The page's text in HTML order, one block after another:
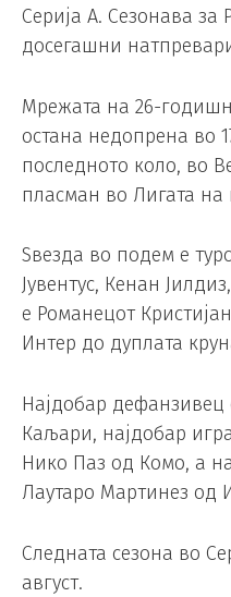
Серија А. Сезонава
досегашни
Мрежата на 26-
остана недопрена во
последното коло, во
пласман во Лигата
Ѕвезда во подем е
Јувентус, Кенан
е Романецот
Интер до дуплата
Најдобар
Каљари, најдобар
Нико Паз од Комо, а
Лаутаро Мартинез од
Следната сезона во
август.